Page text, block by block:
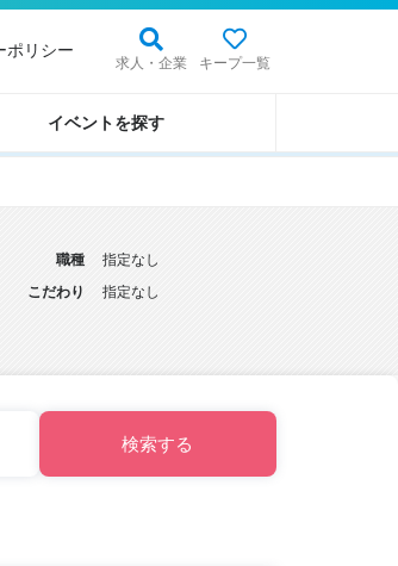
求人・企業 キープ一覧
ポリシー
イベントを探す
職種
指定なし
こだわり
指定なし
検索する